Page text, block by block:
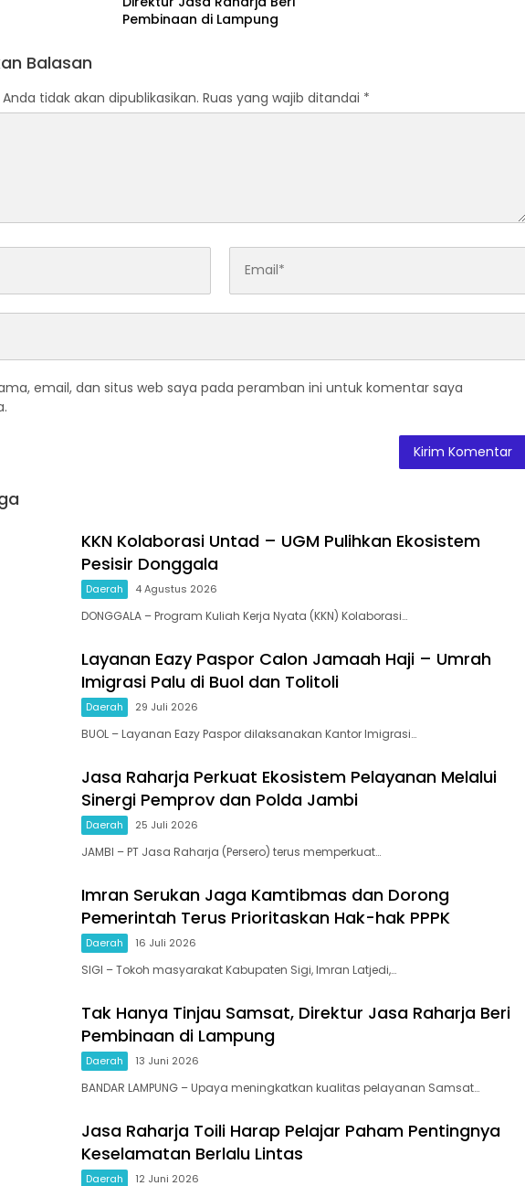
Pembinaan di Lampung
Balasan
tidak akan dipublikasikan. Ruas yang wajib ditandai *
email, dan situs web saya pada peramban ini untuk komentar saya
KKN Kolaborasi Untad – UGM Pulihkan Ekosistem
Pesisir Donggala
Daerah 4 Agustus 2026
DONGGALA – Program Kuliah Kerja Nyata (KKN) Kolaborasi…
Layanan Eazy Paspor Calon Jamaah Haji – Umrah
Imigrasi Palu di Buol dan Tolitoli
Daerah 29 Juli 2026
BUOL – Layanan Eazy Paspor dilaksanakan Kantor Imigrasi…
Jasa Raharja Perkuat Ekosistem Pelayanan Melalui
Sinergi Pemprov dan Polda Jambi
Daerah 25 Juli 2026
JAMBI – PT Jasa Raharja (Persero) terus memperkuat…
Imran Serukan Jaga Kamtibmas dan Dorong
Pemerintah Terus Prioritaskan Hak-hak PPPK
Daerah 16 Juli 2026
SIGI – Tokoh masyarakat Kabupaten Sigi, Imran Latjedi,…
Tak Hanya Tinjau Samsat, Direktur Jasa Raharja Beri
Pembinaan di Lampung
Daerah 13 Juni 2026
BANDAR LAMPUNG – Upaya meningkatkan kualitas pelayanan Samsat…
Jasa Raharja Toili Harap Pelajar Paham Pentingnya
Keselamatan Berlalu Lintas
Daerah 12 Juni 2026